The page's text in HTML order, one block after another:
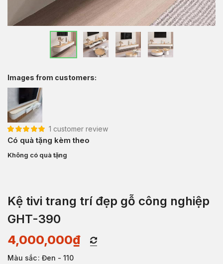
Images from customers:
5.00
trên 5 dựa
trên
1
đánh giá
1 customer review
Có quà tặng kèm theo
Không có quà tặng
Kệ tivi trang trí đẹp gỗ công nghiệp
GHT-390
4,000,000₫
Màu sắc: Đen - 110